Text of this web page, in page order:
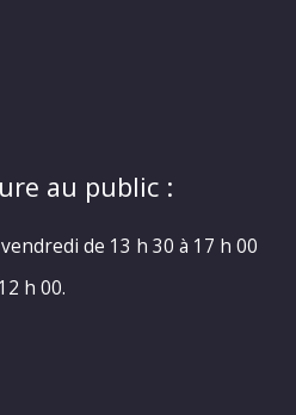
au public :
de 13 h 30 à 17 h 00
h 00.